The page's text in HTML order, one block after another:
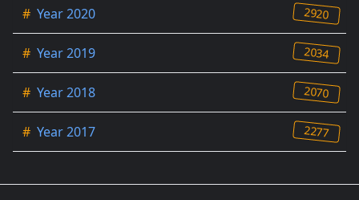
# Year 2020 2920
# Year 2019 2034
# Year 2018 2070
# Year 2017 2277